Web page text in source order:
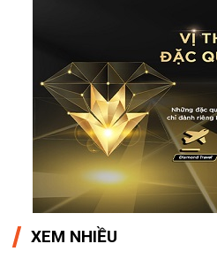
XEM NHIỀU